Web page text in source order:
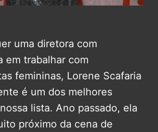
uma diretora com
em trabalhar com
femininas, Lorene Scafaria
é um dos melhores
lista. Ano passado, ela
próximo da cena de